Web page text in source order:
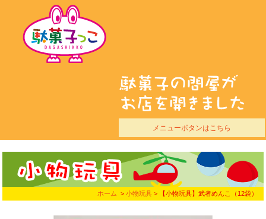
メニューボタンはこちら
ホーム > 小物玩具> 【小物玩具】武者めんこ（12袋）